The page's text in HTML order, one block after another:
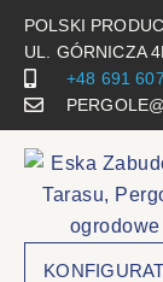
POLSKI
UL. GÓRNICZA
+48 691